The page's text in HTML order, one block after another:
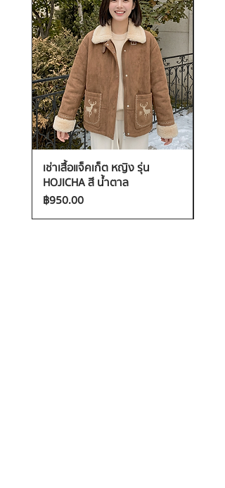
เช่าเสื้อแจ็คเก็ต หญิง รุ่น
HOJICHA สี น้ำตาล
ราคา
฿950.00